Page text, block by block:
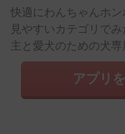
快適にわんちゃんホン
見やすいカテゴリで
主と愛犬のための犬専
アプリ